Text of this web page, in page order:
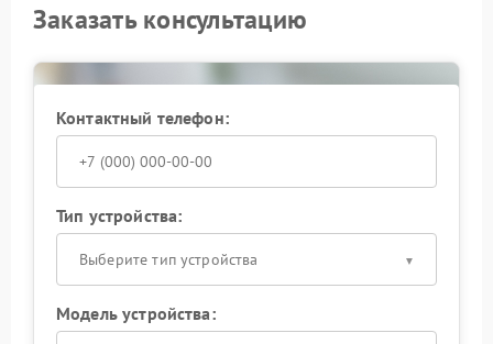
Заказать консультацию
Контактный телефон:
Тип устройства:
Выберите тип устройства
Модель устройства: